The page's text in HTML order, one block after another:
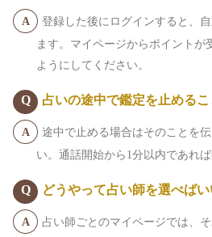
登録した後にログインすると、
ます。マイページからポイントが
ようにしてください。
占いの途中で鑑定を止める
途中で止める場合はそのことを
い。通話開始から1分以内であれ
どうやって占い師を選べばい
占い師ごとのマイページでは、